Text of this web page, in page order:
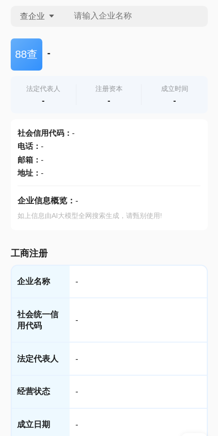
查企业
查企业
查产地
88查 -
法定代表人
-
注册资本
-
成立时间
-
社会信用代码： -
电话： -
邮箱： -
地址： -
企业信息概览： -
如上信息由AI大模型全网搜索生成，请甄别使用!
工商注册
企业名称 -
社会统一信
用代码
-
法定代表人 -
经营状态 -
成立日期 -